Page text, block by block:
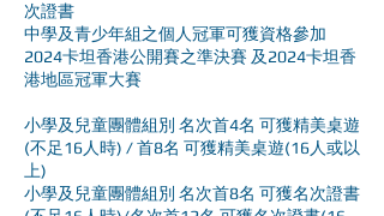
次證書
中學及青少年組之個人冠軍可獲資格參加
2024卡坦香港公開賽之準決賽 及2024卡坦香
港地區冠軍大賽
小學及兒童團體組別 名次首4名 可獲精美桌遊
(不足16人時) / 首8名 可獲精美桌遊(16人或以
上)
小學及兒童團體組別 名次首8名 可獲名次證書